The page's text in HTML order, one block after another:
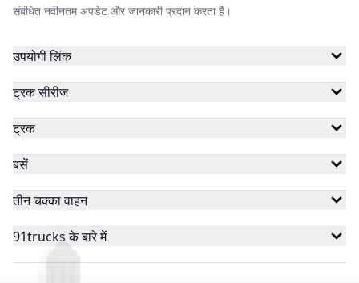
संबंधित नवीनतम अपडेट और जानकारी प्रदान करता है।
उपयोगी लिंक
ट्रक सीरीज
ट्रक
बसें
तीन चक्का वाहन
91trucks के बारे में